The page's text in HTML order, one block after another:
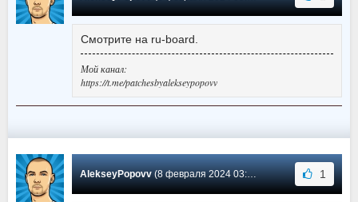
Смотрите на ru-board.
Мой канал:
https://t.me/patchesbyalekseypopovv
AlekseyPopovv(8 февраля 2024 03:13) Сообщение #645 1